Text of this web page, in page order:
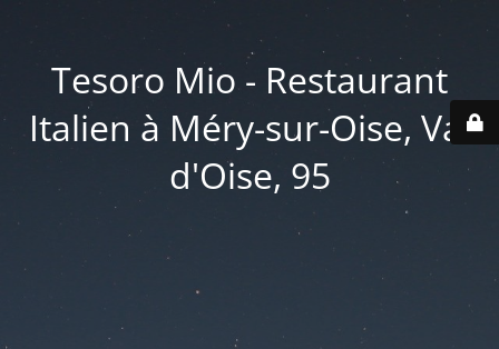
Tesoro Mio - Restaurant
Italien à Méry-sur-Oise, Val
d'Oise, 95